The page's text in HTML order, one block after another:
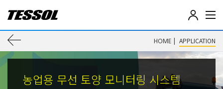
테
(
T
E
S
HOME | APPLICATION
농업용 무선 토양 모니터링 시스템